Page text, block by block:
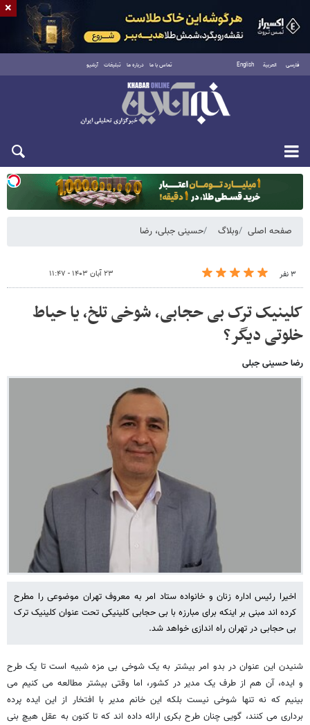
فارسی العربية English تماس با ما درباره ما تبلیغات آرشیو
یکشنبه ۱۸ مرداد ۱۴۰۵
صفحه اصلی وبلاگ حسینی جبلی، رضا
۳ نفر ۲۳ آبان ۱۴۰۳ - ۱۱:۴۷
کلینیک ترک بی حجابی، شوخی تلخ، یا حیاط
خلوتی دیگر؟
رضا حسینی جبلی
اخیرا رئیس اداره زنان و خانواده ستاد امر به معروف تهران موضوعی را مطرح
کرده اند مبنی بر اینکه برای مبارزه با بی حجابی کلینیکی تحت عنوان کلینیک ترک
بی حجابی در تهران راه اندازی خواهد شد.
شنیدن این عنوان در بدو امر بیشتر به یک شوخی بی مزه شبیه است تا یک طرح
و ایده، آن هم از طرف یک مدیر در کشور، اما وقتی بیشتر مطالعه می کنیم می
بینیم که نه تنها شوخی نیست بلکه این خانم مدیر با افتخار از این ایده پرده‌
برداری می کنند، گویی چنان طرح بکری ارائه داده اند که تا کنون به عقل هیچ بنی
×